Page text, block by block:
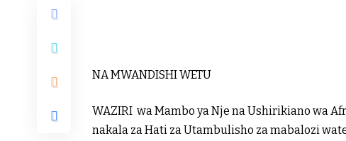
NA MWANDISHI WETU
WAZIRI wa Mambo ya Nje na Ushirikiano wa
nakala za Hati za Utambulisho za mabalozi